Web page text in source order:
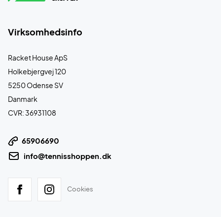
Virksomhedsinfo
Racket House ApS
Holkebjergvej 120
5250 Odense SV
Danmark
CVR: 36931108
65906690
info@tennisshoppen.dk
Cookies